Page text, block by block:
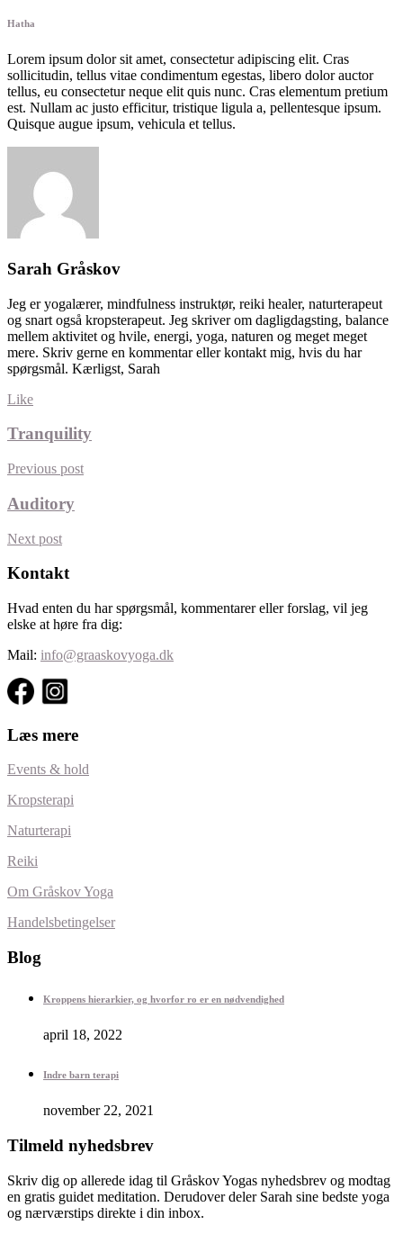
Hatha
Lorem ipsum dolor sit amet, consectetur adipiscing elit. Cras
sollicitudin, tellus vitae condimentum egestas, libero dolor auctor
tellus, eu consectetur neque elit quis nunc. Cras elementum pretium
est. Nullam ac justo efficitur, tristique ligula a, pellentesque ipsum.
Quisque augue ipsum, vehicula et tellus.
Sarah Gråskov
Jeg er yogalærer, mindfulness instruktør, reiki healer, naturterapeut
og snart også kropsterapeut. Jeg skriver om dagligdagsting, balance
mellem aktivitet og hvile, energi, yoga, naturen og meget meget
mere. Skriv gerne en kommentar eller kontakt mig, hvis du har
spørgsmål. Kærligst, Sarah
Like
Tranquility
Previous post
Auditory
Next post
Kontakt
Hvad enten du har spørgsmål, kommentarer eller forslag, vil jeg
elske at høre fra dig:
Mail: info@graaskovyoga.dk
Læs mere
Events & hold
Kropsterapi
Naturterapi
Reiki
Om Gråskov Yoga
Handelsbetingelser
Blog
Kroppens hierarkier, og hvorfor ro er en nødvendighed
april 18, 2022
Indre barn terapi
november 22, 2021
Tilmeld nyhedsbrev
Skriv dig op allerede idag til Gråskov Yogas nyhedsbrev og modtag
en gratis guidet meditation. Derudover deler Sarah sine bedste yoga
og nærværstips direkte i din inbox.